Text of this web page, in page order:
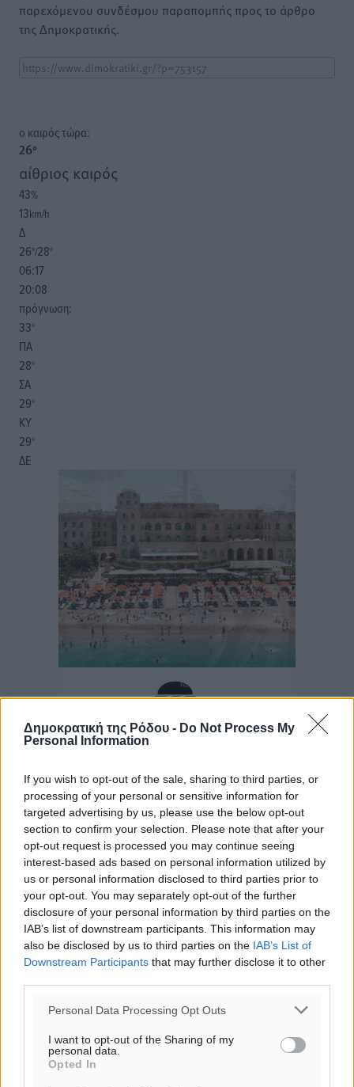
Δημοκρατική της Ρόδου - Do Not Process My
Personal Information
If you wish to opt-out of the sale, sharing to third parties, or
processing of your personal or sensitive information for
targeted advertising by us, please use the below opt-out
section to confirm your selection. Please note that after your
opt-out request is processed you may continue seeing
interest-based ads based on personal information utilized by
us or personal information disclosed to third parties prior to
your opt-out. You may separately opt-out of the further
disclosure of your personal information by third parties on the
IAB’s list of downstream participants. This information may
also be disclosed by us to third parties on the IAB’s List of
Downstream Participants that may further disclose it to other
Personal Data Processing Opt Outs
I want to opt-out of the Sharing of my
personal data.
Opted In
παρεχόμενου συνδέσμου παραπομπής προς το άρθρο
της Δημοκρατικής.
o καιρός τώρα:
26°
αίθριος καιρός
43%
13km/h
Δ
26°/28°
06:17
20:08
πρόγνωση:
33°
ΠΑ
28°
ΣΑ
29°
ΚΥ
29°
ΔΕ